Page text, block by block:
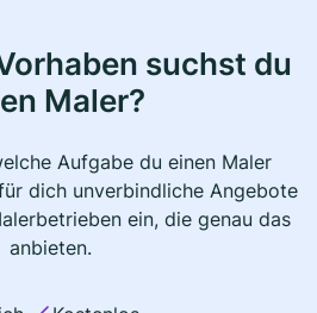
suchst du
Maler?
Aufgabe du einen Maler
dich unverbindliche Angebote
ein, die genau das
anbieten.